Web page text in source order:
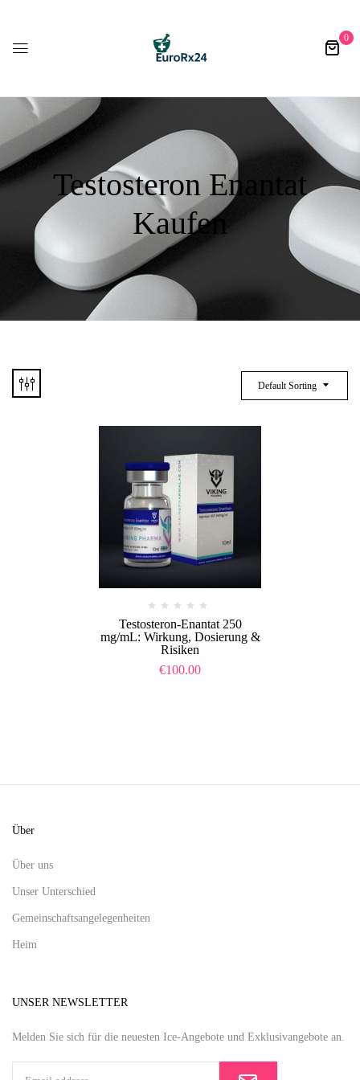
0
Testosteron Enantat
Kaufen
Default Sorting
Testosteron-Enantat 250
mg/mL: Wirkung, Dosierung &
Risiken
€100.00
Über
Über uns
Unser Unterschied
Gemeinschaftsangelegenheiten
Heim
UNSER NEWSLETTER
Melden Sie sich für die neuesten Ice-Angebote und Exklusivangebote an.